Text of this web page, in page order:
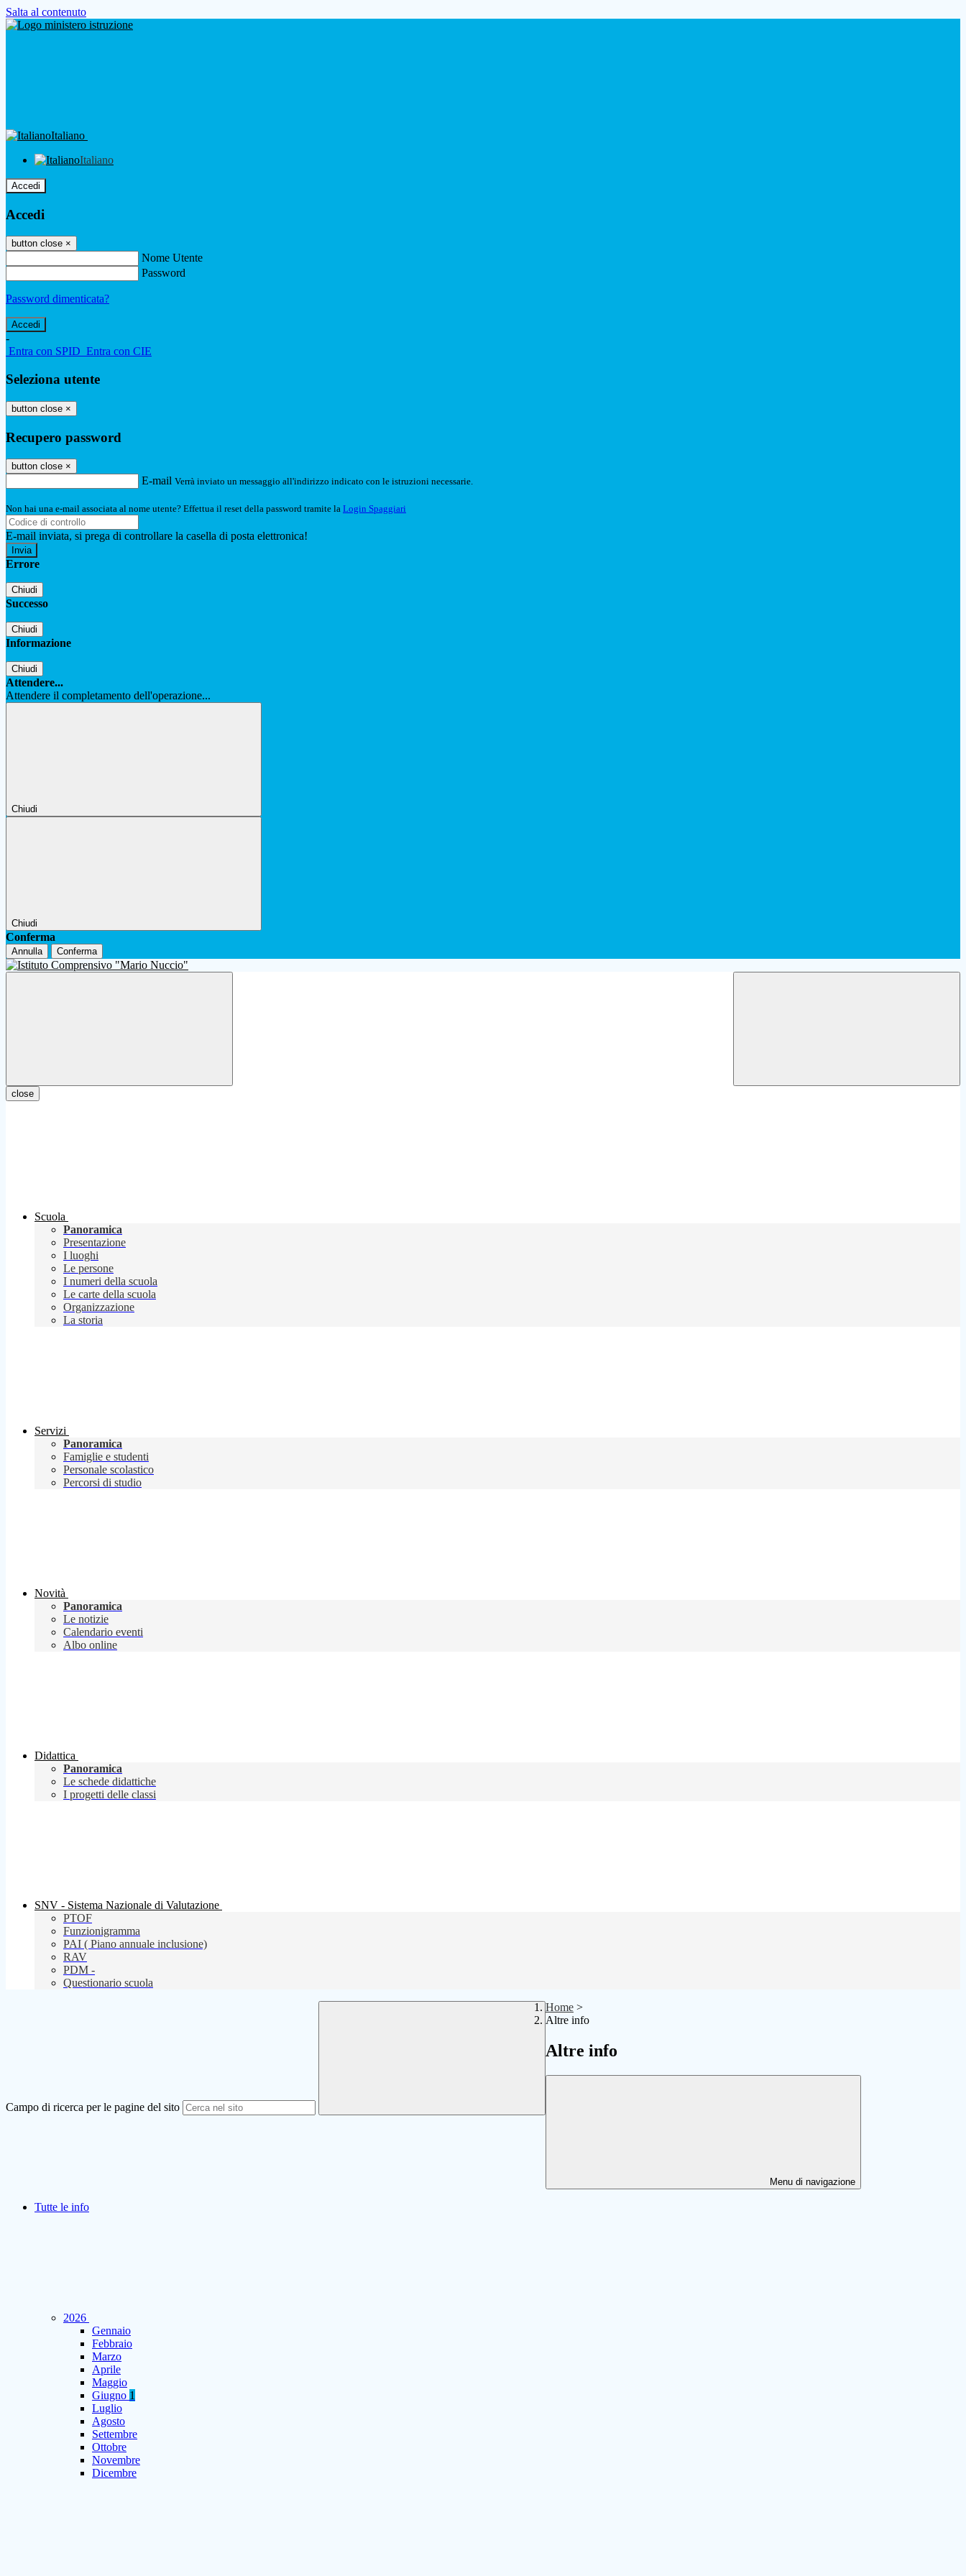
Salta al contenuto
Italiano
Italiano
Accedi
Accedi
button close ×
Nome Utente
Password
Password dimenticata?
-
Entra con SPID Entra con CIE
Seleziona utente
button close ×
Recupero password
button close ×
E-mail Verrà inviato un messaggio all'indirizzo indicato con le istruzioni necessarie.
Non hai una e-mail associata al nome utente? Effettua il reset della password tramite la Login Spaggiari
E-mail inviata, si prega di controllare la casella di posta elettronica!
Errore
Chiudi
Successo
Chiudi
Informazione
Chiudi
Attendere...
Attendere il completamento dell'operazione...
Chiudi
Chiudi
Conferma
Annulla Conferma
close
Scuola
Panoramica
Presentazione
I luoghi
Le persone
I numeri della scuola
Le carte della scuola
Organizzazione
La storia
Servizi
Panoramica
Famiglie e studenti
Personale scolastico
Percorsi di studio
Novità
Panoramica
Le notizie
Calendario eventi
Albo online
Didattica
Panoramica
Le schede didattiche
I progetti delle classi
SNV - Sistema Nazionale di Valutazione
PTOF
Funzionigramma
PAI ( Piano annuale inclusione)
RAV
PDM -
Questionario scuola
Campo di ricerca per le pagine del sito
Home >
Altre info
Altre info
Menu di navigazione
Tutte le info
2026
Gennaio
Febbraio
Marzo
Aprile
Maggio
Giugno 1
Luglio
Agosto
Settembre
Ottobre
Novembre
Dicembre